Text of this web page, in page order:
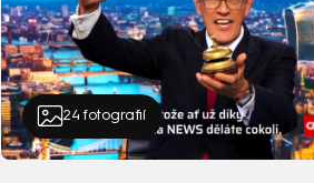
24 fotografií